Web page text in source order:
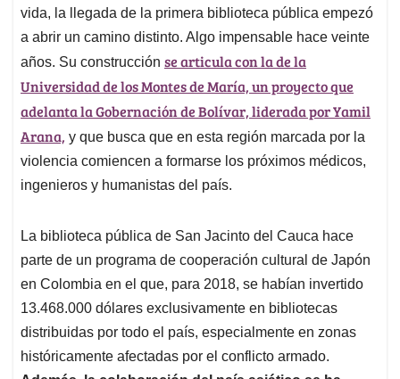
vida, la llegada de la primera biblioteca pública empezó
a abrir un camino distinto. Algo impensable hace veinte
años. Su construcción se articula con la de la
Universidad de los Montes de María, un proyecto que
adelanta la Gobernación de Bolívar, liderada por Yamil
Arana, y que busca que en esta región marcada por la
violencia comiencen a formarse los próximos médicos,
ingenieros y humanistas del país.
La biblioteca pública de San Jacinto del Cauca hace
parte de un programa de cooperación cultural de Japón
en Colombia en el que, para 2018, se habían invertido
13.468.000 dólares exclusivamente en bibliotecas
distribuidas por todo el país, especialmente en zonas
históricamente afectadas por el conflicto armado.